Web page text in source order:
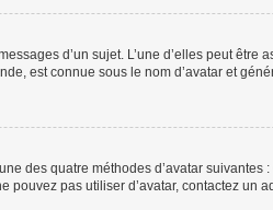
d’un sujet. L’une d’elles peut
est connue sous le nom d’avatar et
des quatre méthodes d’avatar suivantes
pas utiliser d’avatar, contactez un